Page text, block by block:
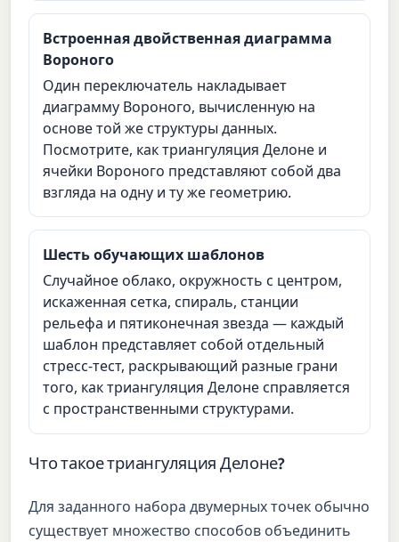
Встроенная двойственная диаграмма
Вороного
Один переключатель накладывает
диаграмму Вороного, вычисленную на
основе той же структуры данных.
Посмотрите, как триангуляция Делоне и
ячейки Вороного представляют собой два
взгляда на одну и ту же геометрию.
Шесть обучающих шаблонов
Случайное облако, окружность с центром,
искаженная сетка, спираль, станции
рельефа и пятиконечная звезда — каждый
шаблон представляет собой отдельный
стресс-тест, раскрывающий разные грани
того, как триангуляция Делоне справляется
с пространственными структурами.
Что такое триангуляция Делоне?
Для заданного набора двумерных точек обычно
существует множество способов объединить